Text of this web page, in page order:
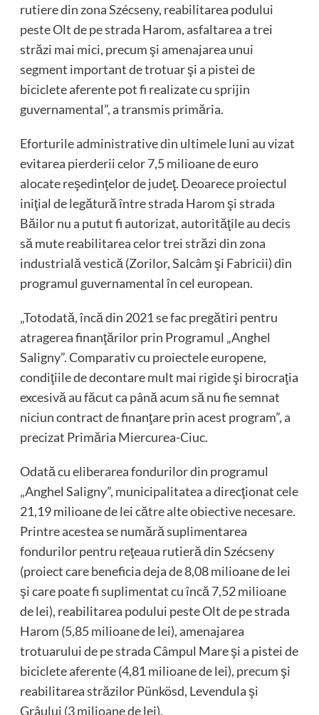
rutiere din zona Szécseny, reabilitarea podului
peste Olt de pe strada Harom, asfaltarea a trei
străzi mai mici, precum şi amenajarea unui
segment important de trotuar şi a pistei de
biciclete aferente pot fi realizate cu sprijin
guvernamental”, a transmis primăria.
Eforturile administrative din ultimele luni au vizat
evitarea pierderii celor 7,5 milioane de euro
alocate reşedinţelor de judeţ. Deoarece proiectul
iniţial de legătură între strada Harom şi strada
Băilor nu a putut fi autorizat, autorităţile au decis
să mute reabilitarea celor trei străzi din zona
industrială vestică (Zorilor, Salcâm şi Fabricii) din
programul guvernamental în cel european.
„Totodată, încă din 2021 se fac pregătiri pentru
atragerea finanţărilor prin Programul „Anghel
Saligny”. Comparativ cu proiectele europene,
condiţiile de decontare mult mai rigide şi birocraţia
excesivă au făcut ca până acum să nu fie semnat
niciun contract de finanţare prin acest program”, a
precizat Primăria Miercurea-Ciuc.
Odată cu eliberarea fondurilor din programul
„Anghel Saligny”, municipalitatea a direcţionat cele
21,19 milioane de lei către alte obiective necesare.
Printre acestea se numără suplimentarea
fondurilor pentru reţeaua rutieră din Szécseny
(proiect care beneficia deja de 8,08 milioane de lei
şi care poate fi suplimentat cu încă 7,52 milioane
de lei), reabilitarea podului peste Olt de pe strada
Harom (5,85 milioane de lei), amenajarea
trotuarului de pe strada Câmpul Mare şi a pistei de
biciclete aferente (4,81 milioane de lei), precum şi
reabilitarea străzilor Pünkösd, Levendula şi
Grâului (3 milioane de lei).